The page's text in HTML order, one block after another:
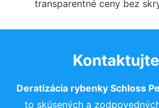
transparentné ceny bez
Deratizácia rybenky Schloss
to skúsených a